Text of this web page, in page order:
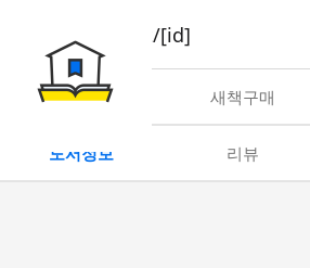
book/rent/[id]
대여 새책구매
도서정보 리뷰